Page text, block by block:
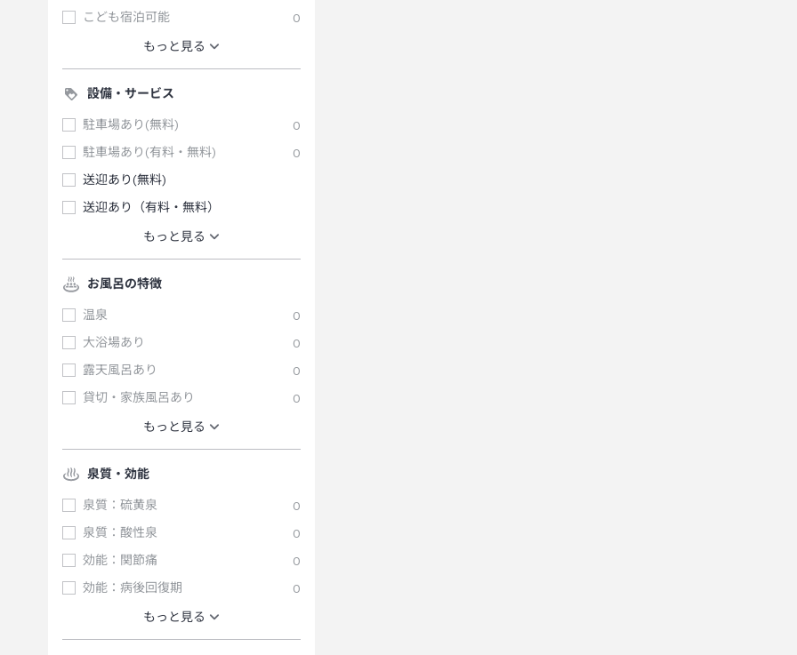
こども宿泊可能
0
もっと見る
設備・サービス
駐車場あり(無料)
0
駐車場あり(有料・無料)
0
送迎あり(無料)
送迎あり（有料・無料）
もっと見る
お風呂の特徴
温泉
0
大浴場あり
0
露天風呂あり
0
貸切・家族風呂あり
0
もっと見る
泉質・効能
泉質：硫黄泉
0
泉質：酸性泉
0
効能：関節痛
0
効能：病後回復期
0
もっと見る